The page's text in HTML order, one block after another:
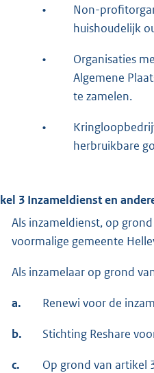
•
Non-
huishoudelijk
•
Organisaties
Algemene
te zamelen.
•
herbruikbare
3 Inzameldienst en
Als inzameldienst, op
voormalige gemeente
Als inzamelaar op grond
a. Renewi voor de
b. Stichting Reshare
c. Op grond van artikel